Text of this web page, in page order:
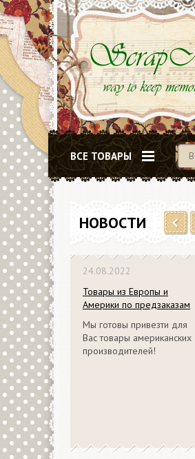
ВСЕ ТОВАРЫ
НОВОСТИ
24.08.2022
Товары из Европы и
Америки по предзаказам
Мы готовы привезти для
Вас товары американских
производителей!